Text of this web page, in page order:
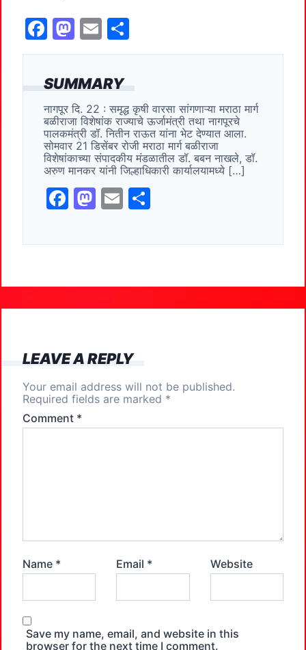
SUMMARY
नागपूर दि. 22 : समृद्ध कृषी वारसा सांगणाऱ्या मराठा मार्ग
बळीराजा विशेषांक राज्याचे ऊर्जामंत्री तथा नागपूरचे
पालकमंत्री डॉ. नितीन राऊत यांना भेट देण्यात आला.
सोमवार 21 डिसेंबर रोजी मराठा मार्ग बळीराजा
विशेषांकाच्या संपादकीय मंडळातील डॉ. बबन नाखले, डॉ.
अरुण मानकर यांनी जिल्हाधिकारी कार्यालयामध्ये […]
F
c
b
o
k
M
st
d
o
E
ai ar
F
a
c
e
b
o
o
k
M
a
st
o
d
o
n
E
m
ai
l
h
LEAVE A REPLY
Your email address will not be published.
Required fields are marked *
Comment *
Name * Email * Website
Save my name, email, and website in this
browser for the next time I comment.